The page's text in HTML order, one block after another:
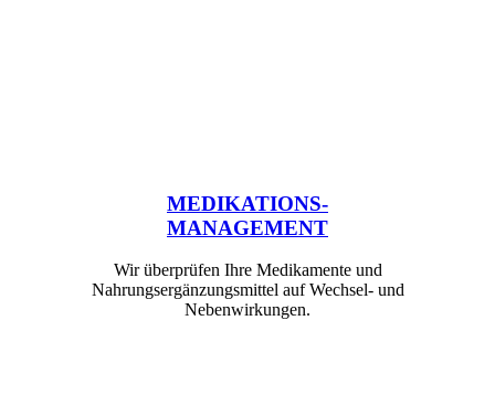
MEDIKATIONS-
MANAGEMENT
Wir überprüfen Ihre Medikamente und
Nahrungsergänzungsmittel auf Wechsel- und
Nebenwirkungen.